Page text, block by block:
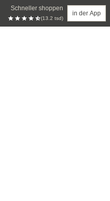
Schneller shoppen
(13.2 tsd)
in der App